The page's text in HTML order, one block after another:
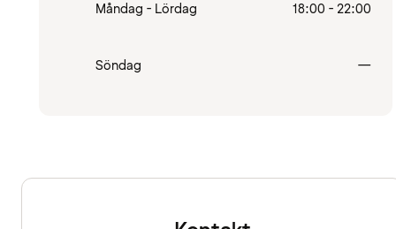
Måndag - Lördag 18:00 - 22:00
Söndag —